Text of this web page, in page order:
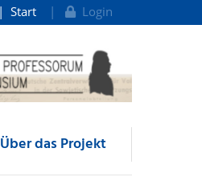
Start Login
Über das Projekt